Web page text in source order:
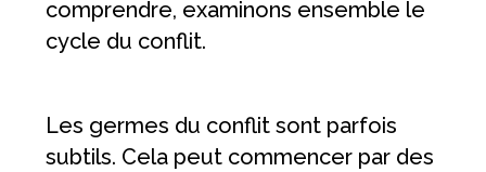
comprendre, examinons ensemble le
cycle du conflit.
Les germes du conflit sont parfois
subtils. Cela peut commencer par des